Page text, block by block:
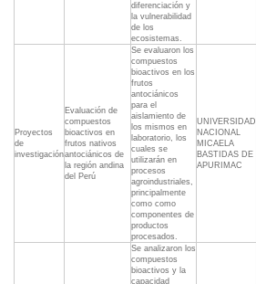
diferenciación y
la vulnerabilidad
de los
ecosistemas.
Proyectos
de
investigación
Evaluación de
compuestos
bioactivos en
frutos nativos
antociánicos de
la región andina
del Perú
Se evaluaron los
compuestos
bioactivos en los
frutos
antociánicos
para el
aislamiento de
los mismos en
laboratorio, los
cuales se
utilizarán en
procesos
agroindustriales,
principalmente
como como
componentes de
productos
procesados.
UNIVERSIDAD
NACIONAL
MICAELA
BASTIDAS DE
APURIMAC
Se analizaron los
compuestos
bioactivos y la
capacidad